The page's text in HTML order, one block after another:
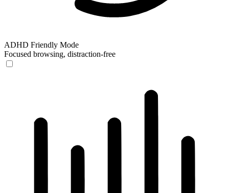
ADHD Friendly Mode
Focused browsing, distraction-free